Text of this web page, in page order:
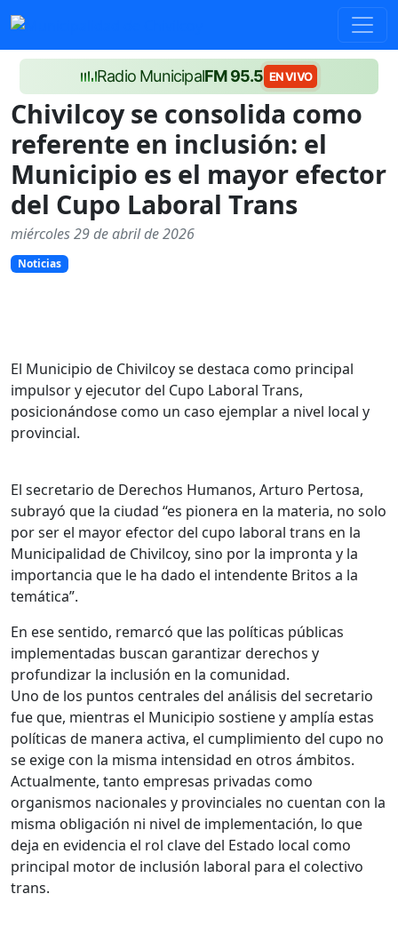
Radio MunicipalFM 95.5 EN VIVO
Chivilcoy se consolida como
referente en inclusión: el
Municipio es el mayor efector
del Cupo Laboral Trans
miércoles 29 de abril de 2026
Noticias
El Municipio de Chivilcoy se destaca como principal
impulsor y ejecutor del Cupo Laboral Trans,
posicionándose como un caso ejemplar a nivel local y
provincial.
El secretario de Derechos Humanos, Arturo Pertosa,
subrayó que la ciudad “es pionera en la materia, no solo
por ser el mayor efector del cupo laboral trans en la
Municipalidad de Chivilcoy, sino por la impronta y la
importancia que le ha dado el intendente Britos a la
temática”.
En ese sentido, remarcó que las políticas públicas
implementadas buscan garantizar derechos y
profundizar la inclusión en la comunidad.
Uno de los puntos centrales del análisis del secretario
fue que, mientras el Municipio sostiene y amplía estas
políticas de manera activa, el cumplimiento del cupo no
se exige con la misma intensidad en otros ámbitos.
Actualmente, tanto empresas privadas como
organismos nacionales y provinciales no cuentan con la
misma obligación ni nivel de implementación, lo que
deja en evidencia el rol clave del Estado local como
principal motor de inclusión laboral para el colectivo
trans.